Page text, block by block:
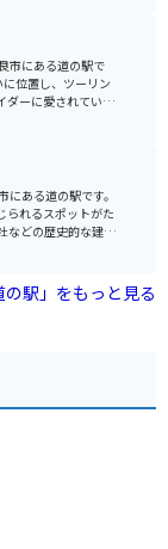
市にある道の駅で
位置し、ツーリン
ダーに愛されていま
多くのライダーが
ク関連のイベント
、東大寺、春日大社
ある道の駅です。
られるスポットがた
生寺は女人高野と
ている場所もあり、
は、地元の特産品を
用の駐車場がある
の駅」をもっと見る